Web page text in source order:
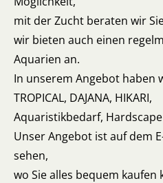
mit der Zucht beraten wir
wir bieten auch einen
Aquarien an.
In unserem Angebot haben
TROPICAL, DAJANA, HIKARI,
Aquaristikbedarf,
Unser Angebot ist auf dem
sehen,
wo Sie alles bequem kaufen